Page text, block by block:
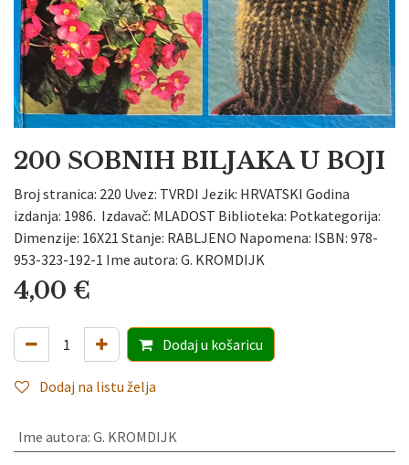
200 SOBNIH BILJAKA U BOJI
Broj stranica: 220 Uvez: TVRDI Jezik: HRVATSKI Godina
izdanja: 1986. Izdavač: MLADOST Biblioteka: Potkategorija:
Dimenzije: 16X21 Stanje: RABLJENO Napomena: ISBN: 978-
953-323-192-1 Ime autora: G. KROMDIJK
4,00 €
Dodaju košaricu
Dodaj na listu želja
Ime autora: G. KROMDIJK